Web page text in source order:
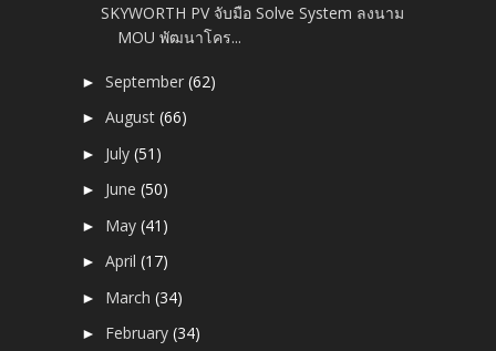
SKYWORTH PV จับมือ Solve System ลงนาม
MOU พัฒนาโคร...
►September(62)
►August(66)
► July(51)
► June(50)
► May(41)
►April(17)
► March(34)
► February(34)